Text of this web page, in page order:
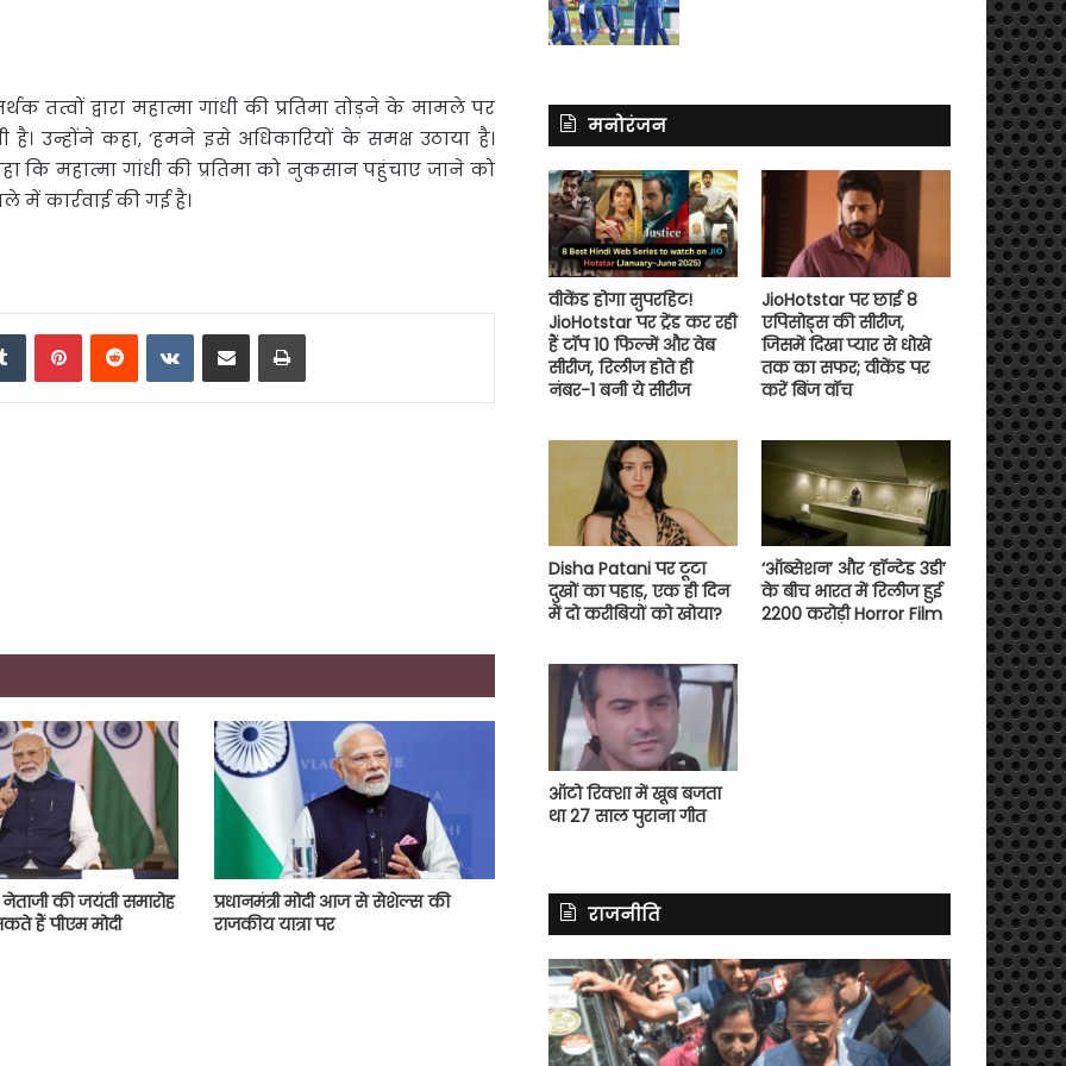
तत्वों द्वारा महात्मा गांधी की प्रतिमा तोड़ने के मामले पर
उन्होंने कहा, ‘हमने इसे अधिकारियों के समक्ष उठाया है।
कि महात्मा गांधी की प्रतिमा को नुकसान पहुंचाए जाने को
में कार्रवाई की गई है।
TumblrPinterestReddit VKontakte
Share via Email Print
की जयंती समारोह
हैं पीएम मोदी
प्रधानमंत्री मोदी आज से सेशेल्स की
राजकीय यात्रा पर
मनोरंजन
वीकेंड होगा सुपरहिट!
JioHotstar पर ट्रेंड कर रही
हैं टॉप 10 फिल्में और वेब
सीरीज, रिलीज होते ही
नंबर-1 बनी ये सीरीज
JioHotstar पर छाई 8
एपिसोड्स की सीरीज,
जिसमें दिखा प्यार से धोखे
तक का सफर; वीकेंड पर
करें बिंज वॉच
Disha Patani पर टूटा
दुखों का पहाड़, एक ही दिन
में दो करीबियों को खोया?
‘ऑब्सेशन’ और ‘हॉन्टेड 3डी’
के बीच भारत में रिलीज हुई
2200 करोड़ी Horror Film
ऑटो रिक्शा में खूब बजता
था 27 साल पुराना गीत
राजनीति